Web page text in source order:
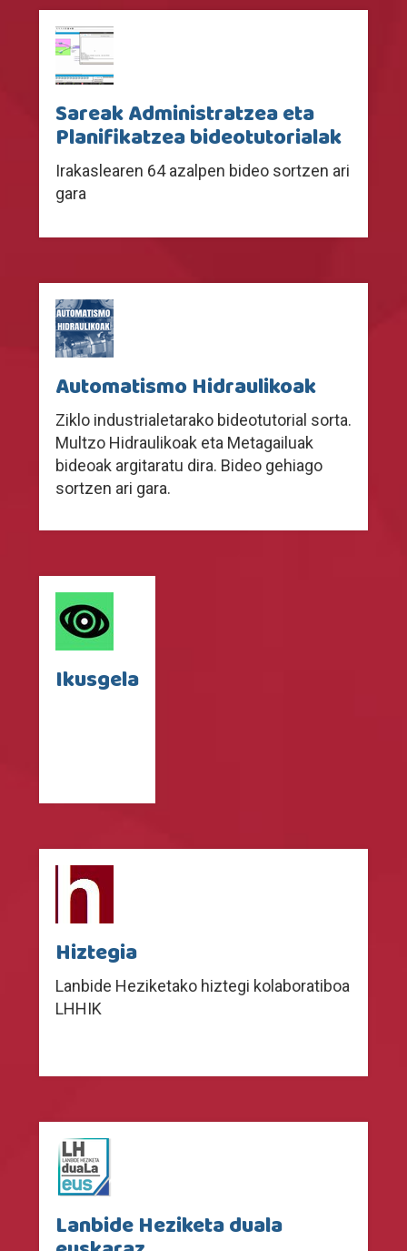
Sareak Administratzea eta
Planifikatzea bideotutorialak
Irakaslearen 64 azalpen bideo sortzen ari
gara
Automatismo Hidraulikoak
Ziklo industrialetarako bideotutorial sorta.
Multzo Hidraulikoak eta Metagailuak
bideoak argitaratu dira. Bideo gehiago
sortzen ari gara.
Ikusgela
Hiztegia
Lanbide Heziketako hiztegi kolaboratiboa
LHHIK
Lanbide Heziketa duala